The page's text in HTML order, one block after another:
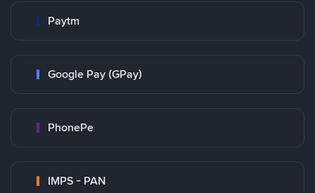
Paytm
Google Pay (GPay)
PhonePe
IMPS - PAN